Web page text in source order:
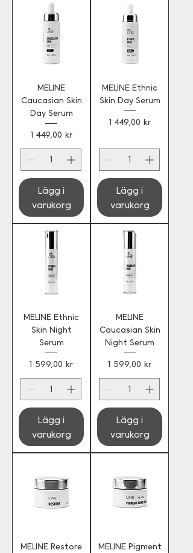
MELINE
Caucasian Skin
Day Serum
Pris
1 449,00 kr
Lägg i
varukorg
MELINE Ethnic
Skin Day Serum
Pris
1 449,00 kr
Lägg i
varukorg
MELINE Ethnic
Skin Night
Serum
Pris
1 599,00 kr
Lägg i
varukorg
MELINE
Caucasian Skin
Night Serum
Pris
1 599,00 kr
Lägg i
varukorg
MELINE Restore
MELINE Pigment